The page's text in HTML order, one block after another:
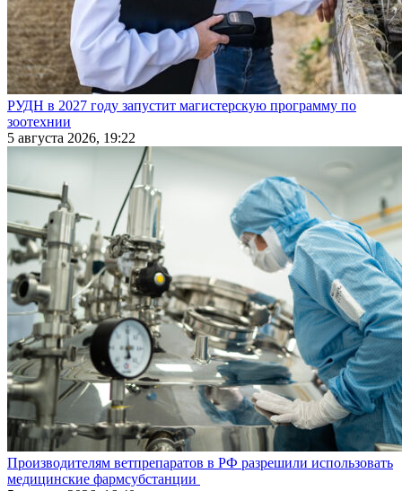
РУДН в 2027 году запустит магистерскую программу по
зоотехнии
5 августа 2026, 19:22
Производителям ветпрепаратов в РФ разрешили использовать
медицинские фармсубстанции